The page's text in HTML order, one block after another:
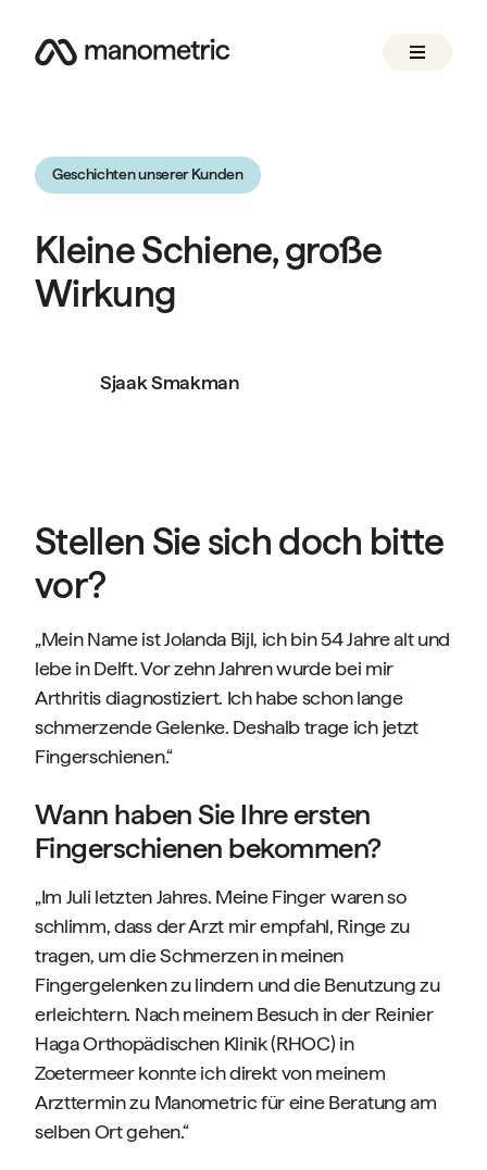
Geschichten unserer Kunden
Kleine Schiene, große
Wirkung
Sjaak Smakman
Stellen Sie sich doch bitte
vor?
„Mein Name ist Jolanda Bijl, ich bin 54 Jahre alt und
lebe in Delft. Vor zehn Jahren wurde bei mir
Arthritis diagnostiziert. Ich habe schon lange
schmerzende Gelenke. Deshalb trage ich jetzt
Fingerschienen.“
Wann haben Sie Ihre ersten
Fingerschienen bekommen?
„Im Juli letzten Jahres. Meine Finger waren so
schlimm, dass der Arzt mir empfahl, Ringe zu
tragen, um die Schmerzen in meinen
Fingergelenken zu lindern und die Benutzung zu
erleichtern. Nach meinem Besuch in der Reinier
Haga Orthopädischen Klinik (RHOC) in
Zoetermeer konnte ich direkt von meinem
Arzttermin zu Manometric für eine Beratung am
selben Ort gehen.“